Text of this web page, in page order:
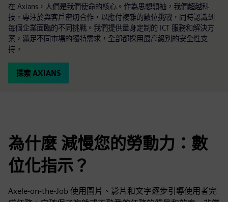
在 Axians，人們是我們使命的核心。作為思想領袖，我們超越科
技，專注於與客戶密切合作，以應付複雜的數位挑戰，同時認識到
每個企業面臨的不同挑戰。我們提供量身定制的 ICT 服務和解決方
案，滿足不同市場的獨特需求，全部都採用最高級別的安全性支
持。
探索 AXIANS
為什麼 減慢您的勞動力：數
位化指示？
Axele-on-the-Job 使用圖片、影片和文字逐步引導使用者完